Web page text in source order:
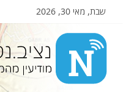
שבת, מאי 30, 2026
Nziv.net
מודיעין
מהמקורות